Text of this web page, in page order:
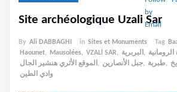
Site archéologique Uzali Sar
By Ali DABBAGHI in Sites et Monuments Tag
Haounet, Mausolées, VZALl SAR, البربرية ,
الموقع الأثري هنشير الجال , جبل الأنصارين, طبربة,
وادي الطين